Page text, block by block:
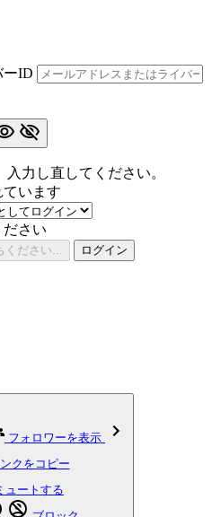
ーID
力し直してください。
います
さい
ださい... ログイン
フォロワーを表示
クをコピー
ュートする